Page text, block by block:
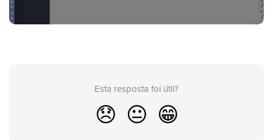
Esta resposta foi útil?
😞 😐 😁